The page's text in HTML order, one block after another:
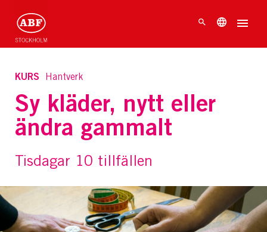
KURS Hantverk
Sy kläder, nytt eller
ändra gammalt
Tisdagar 10 tillfällen